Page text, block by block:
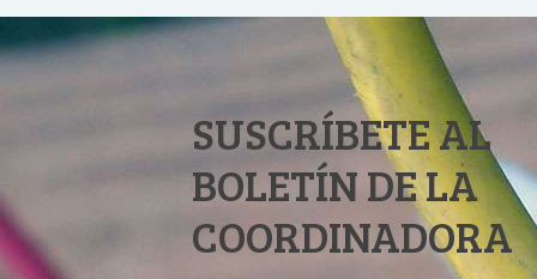
SUSCRÍBETE AL
BOLETÍN DE LA
COORDINADORA